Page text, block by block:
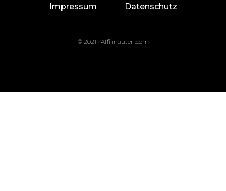
Impressum Datenschutz
© 2021 • Affilinauten.com